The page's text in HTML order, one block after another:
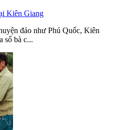
Kiên Giang
đảo như Phú Quốc, Kiên
số bà c...